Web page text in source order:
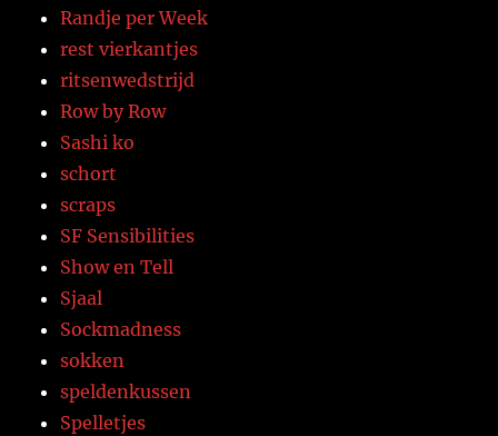
Randje per Week
rest vierkantjes
ritsenwedstrijd
Row by Row
Sashi ko
schort
scraps
SF Sensibilities
Show en Tell
Sjaal
Sockmadness
sokken
speldenkussen
Spelletjes